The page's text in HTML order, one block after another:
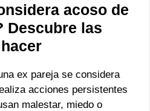
acoso de
Descubre las
ex pareja se considera
acciones persistentes
malestar, miedo o